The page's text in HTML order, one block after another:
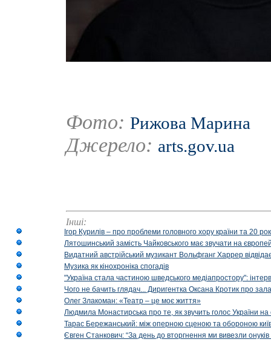
Фото: Рижова Марина
Джерело: arts.gov.ua
Інші:
Ігор Курилів – про проблеми головного хору країни та 20
Лятошинський замість Чайковського має звучати на
Видатний австрійський музикант Вольфганг Харрер
Музика як кінохроніка спогадів
"Україна стала частиною шведського медіапростору":
Чого не бачить глядач... Диригентка Оксана Кротик про
Олег Злакоман: «Театр – це моє життя»
Людмила Монастирська про те, як звучить голос України на
Тарас Бережанський: між оперною сценою та обороною
Євген Станкович: “За день до вторгнення ми вивезли онуків